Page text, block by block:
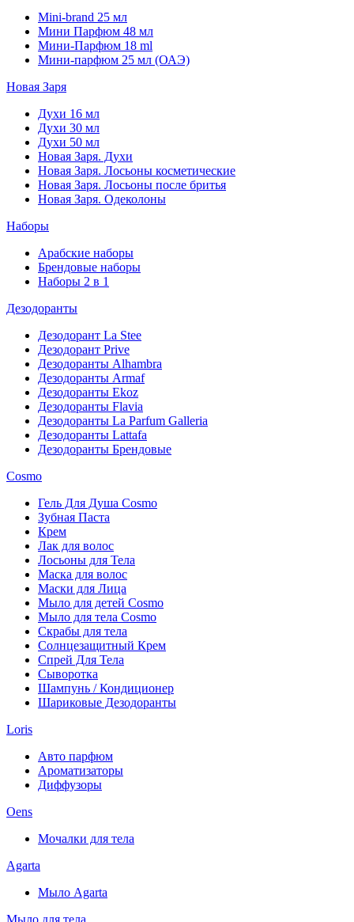
Mini-brand 25 мл
Мини Парфюм 48 мл
Мини-Парфюм 18 ml
Мини-парфюм 25 мл (ОАЭ)
Новая Заря
Духи 16 мл
Духи 30 мл
Духи 50 мл
Новая Заря. Духи
Новая Заря. Лосьоны косметические
Новая Заря. Лосьоны после бритья
Новая Заря. Одеколоны
Наборы
Арабские наборы
Брендовые наборы
Наборы 2 в 1
Дезодоранты
Дезодорант La Stee
Дезодорант Prive
Дезодоранты Alhambra
Дезодоранты Armaf
Дезодоранты Ekoz
Дезодоранты Flavia
Дезодоранты La Parfum Galleria
Дезодоранты Lattafa
Дезодоранты Брендовые
Cosmo
Гель Для Душа Cosmo
Зубная Паста
Крем
Лак для волос
Лосьоны для Тела
Маска для волос
Маски для Лица
Мыло для детей Cosmo
Мыло для тела Cosmo
Скрабы для тела
Солнцезащитный Крем
Спрей Для Тела
Сыворотка
Шампунь / Кондиционер
Шариковые Дезодоранты
Loris
Авто парфюм
Ароматизаторы
Диффузоры
Oens
Мочалки для тела
Agarta
Мыло Agarta
Мыло для тела